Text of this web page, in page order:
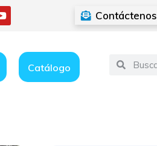
Contáctenos
Catálogo